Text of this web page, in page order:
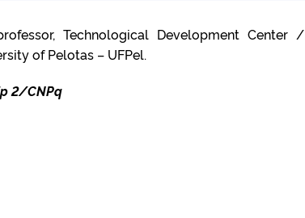
Technological Development Center /
of Pelotas – UFPel.
2/CNPq